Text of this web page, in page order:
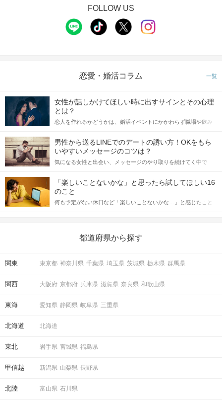
FOLLOW US
恋愛・婚活コラム 一覧
女性が話しかけてほしい時に出すサインとその心理
とは？
恋人を作れるかどうかは、婚活イベントにかかわらず職場や飲み
てアプローチできるかにも左右されます。 これから恋人作りを本
格的に始めようとしている方は、女性が異性を求めて出すサイン
をしっかりと理解し、正しい行動に移せるかどうかが重要。 この
記事では、女性が話しかけて欲しい時に出すサインとその心理を
合にどのような行動に繋げるべきかをご紹介していきます。
男性から送るLINEでのデートの誘い方！OKをもら
いやすいメッセージのコツは？
気になる女性と出会い、メッセージのやり取りを続けてく中で
しかし、中には「どう誘ったらいいの？」とお困りの男性もいら
っしゃるのではないでしょうか。 そこで今回は、男性から女性へ
送るLINEでのデートの誘い方のコツをご紹介します。例文も混じ
えながら解説するので、ぜひ参考にしてください。
「楽しいことないかな」と思ったら試してほしい16
のこと
何も予定がない休日など「楽しいことないかな…」と感じたこと
の楽しいことアイデアを集めました♪ いままさに楽しいことを探し
都道府県から探す
関東 東京都 神奈川県 千葉県 埼玉県 茨城県 栃木県 群馬県
関西 大阪府 京都府 兵庫県 滋賀県 奈良県 和歌山県
東海 愛知県 静岡県 岐阜県 三重県
北海道 北海道
東北 岩手県 宮城県 福島県
甲信越 新潟県 山梨県 長野県
北陸 富山県 石川県